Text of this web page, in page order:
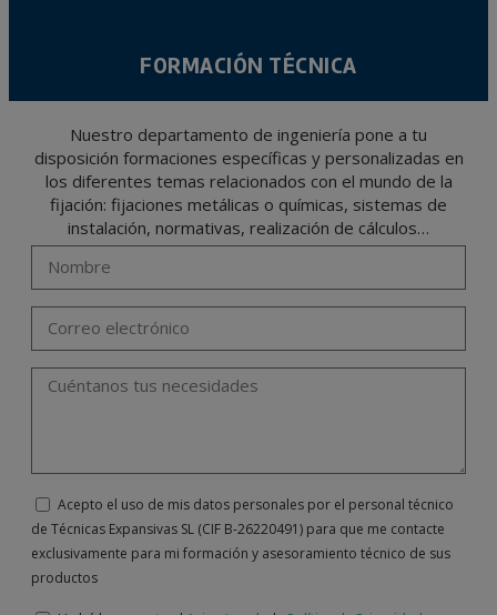
FORMACIÓN TÉCNICA
Nuestro departamento de ingeniería pone a tu
disposición formaciones específicas y personalizadas en
los diferentes temas relacionados con el mundo de la
fijación: fijaciones metálicas o químicas, sistemas de
instalación, normativas, realización de cálculos…
Acepto el uso de mis datos personales por el personal técnico
de Técnicas Expansivas SL (CIF B-26220491) para que me contacte
exclusivamente para mi formación y asesoramiento técnico de sus
productos